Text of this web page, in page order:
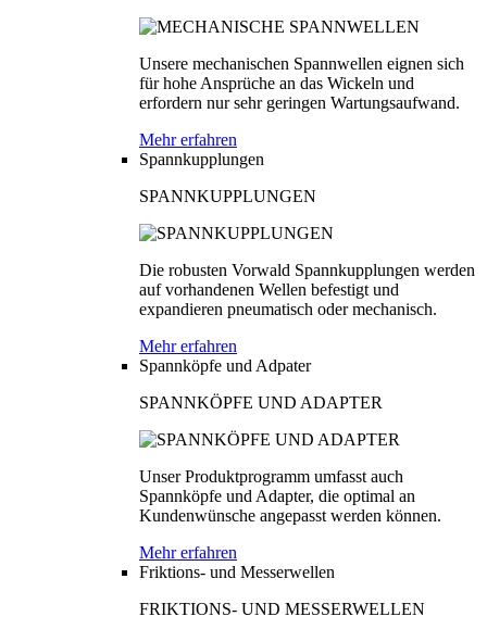
Unsere mechanischen Spannwellen eignen sich
für hohe Ansprüche an das Wickeln und
erfordern nur sehr geringen Wartungsaufwand.
Mehr erfahren
Spannkupplungen
SPANNKUPPLUNGEN
Die robusten Vorwald Spannkupplungen werden
auf vorhandenen Wellen befestigt und
expandieren pneumatisch oder mechanisch.
Mehr erfahren
Spannköpfe und Adpater
SPANNKÖPFE UND ADAPTER
Unser Produktprogramm umfasst auch
Spannköpfe und Adapter, die optimal an
Kundenwünsche angepasst werden können.
Mehr erfahren
Friktions- und Messerwellen
FRIKTIONS- UND MESSERWELLEN